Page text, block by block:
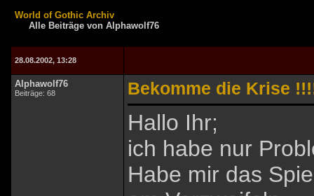
World of Gothic Archiv
Alle Beiträge von Alphawolf76
28.08.2002, 13:28
Alphawolf76
Beiträge: 68 Bekomme die Krise
Hallo Ihr;
ich habe nur
Habe mir das